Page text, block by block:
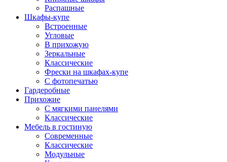
Распашные
Шкафы-купе
Встроенные
Угловые
В прихожую
Зеркальные
Классические
Фрески на шкафах-купе
С фотопечатью
Гардеробные
Прихожие
С мягкими панелями
Классические
Мебель в гостиную
Современные
Классические
Модульные